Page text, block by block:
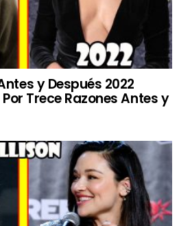
y Después 2022
Trece Razones Antes y